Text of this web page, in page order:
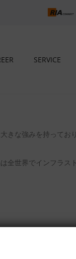
SERVICE
な強みを持ってお
世界でインフラス